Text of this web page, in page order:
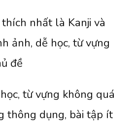
nhất là Kanji và
ảnh, dễ học, từ vựng
đề
từ vựng không quá
thông dụng, bài tập ít